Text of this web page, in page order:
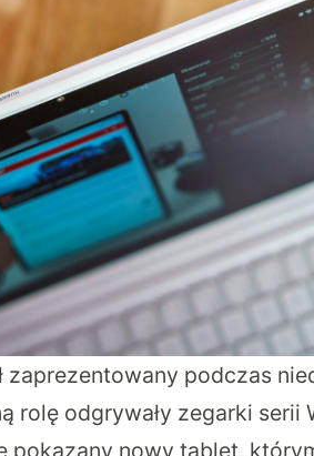
zaprezentowany podczas
rolę odgrywały zegarki serii